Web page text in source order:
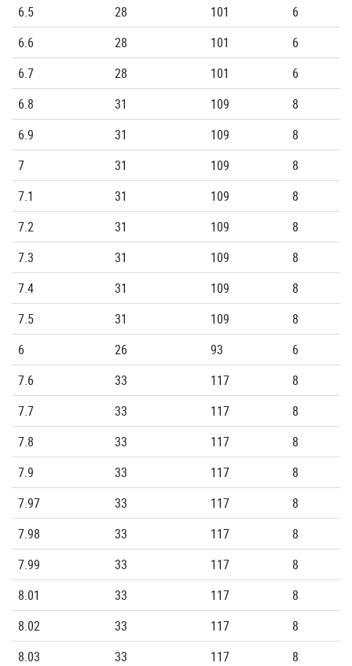
6.5 28 101
6
6.6
28 101
6
6.7
28 101
6
6.8
31 109
8
6.9
31 109
8
7
31 109
8
7.1
31 109
8
7.2
31 109
8
7.3
31 109
8
7.4
31 109
8
7.5
31 109
8
6
26 93
6
7.6
33 117
8
7.7
33 117
8
7.8
33 117
8
7.9
33 117
8
7.97
33 117
8
7.98
33 117
8
7.99
33 117
8
8.01
33 117
8
8.02
33 117
8
8.03
33 117
8